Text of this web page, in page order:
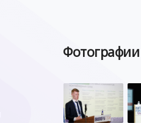
Фотографии